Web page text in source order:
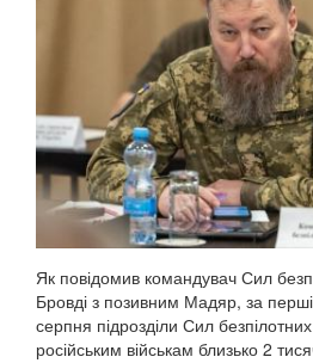
Як повідомив командувач Сил
Бровді з позивним Мадяр, за перші
серпня підрозділи Сил
російським військам близько 2